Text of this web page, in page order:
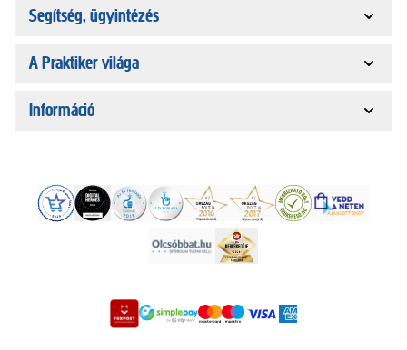
Segítség, ügyintézés
A Praktiker világa
Információ